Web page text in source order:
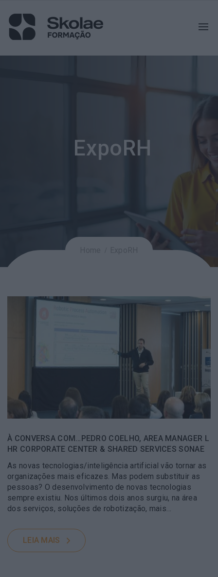
ExpoRH
À CONVERSA COM…PEDRO COELHO, AREA MANAGER L
HR CORPORATE CENTER & SHARED SERVICES SONAE
As novas tecnologias/inteligência artificial vão tornar as
organizações mais eficazes. Mas podem substituir as
pessoas? O desenvolvimento de novas tecnologias
sempre existiu. Nos últimos dois anos surgiu, na área
dos serviços, soluções de robotização, mais…
LEIA MAIS